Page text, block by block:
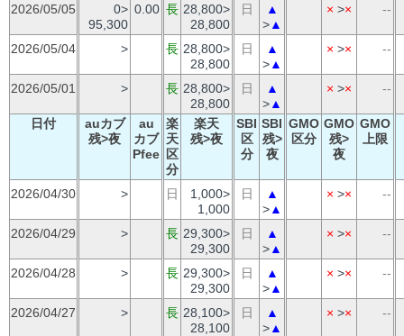
2026/05/05
0>
95,300
0.00 長 28,800>
28,800
日
▲
>▲
× >× --
2026/05/04 > 長 28,800>
28,800
日
▲
>▲
× >× --
2026/05/01 > 長 28,800>
28,800
日
▲
>▲
× >× --
日付
auカブ
残>夜
au
カブ
Pfee
楽
天
区
分
楽天
残>夜
SBI
区
分
SBI
残>
夜
GMO
区分
GMO
残>
夜
GMO
上限
2026/04/30 > 日
1,000>
1,000
日
▲
>▲
× >× --
2026/04/29 > 長 29,300>
29,300
日
▲
>▲
× >× --
2026/04/28 > 長 29,300>
29,300
日
▲
>▲
× >× --
2026/04/27 > 長 28,100>
28,100
日
▲
>▲
× >× --